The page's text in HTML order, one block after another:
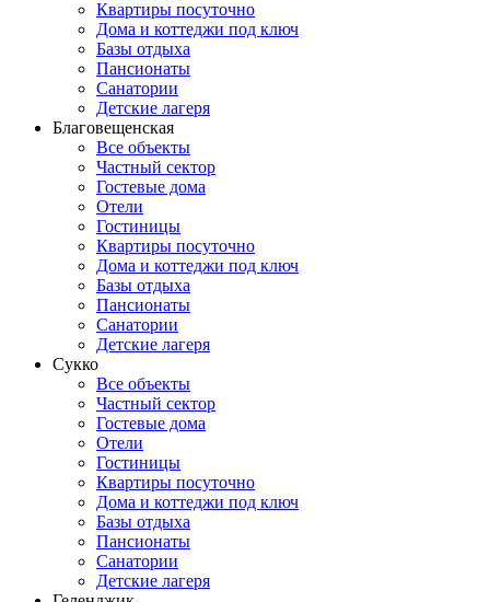
Квартиры посуточно
Дома и коттеджи под ключ
Базы отдыха
Пансионаты
Санатории
Детские лагеря
Благовещенская
Все объекты
Частный сектор
Гостевые дома
Отели
Гостиницы
Квартиры посуточно
Дома и коттеджи под ключ
Базы отдыха
Пансионаты
Санатории
Детские лагеря
Сукко
Все объекты
Частный сектор
Гостевые дома
Отели
Гостиницы
Квартиры посуточно
Дома и коттеджи под ключ
Базы отдыха
Пансионаты
Санатории
Детские лагеря